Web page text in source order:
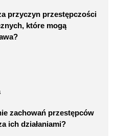
przyczyn przestępczości
które mogą
zachowań przestępców
ich działaniami?